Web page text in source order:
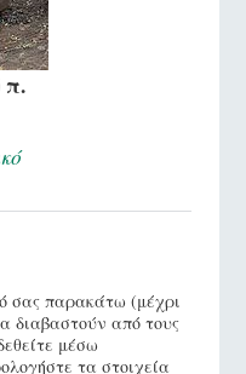
π.
σας παρακάτω (μέχρι
διαβαστούν από τους
μέσω
τα στοιχεία